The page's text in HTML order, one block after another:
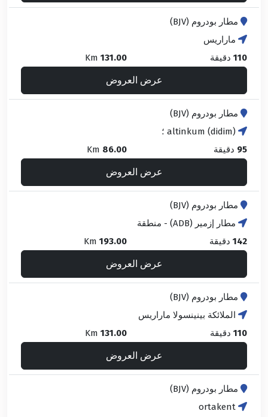
مطار بودروم (BJV)
ماراريس
110 دقيقة 131.00
عرض العروض
مطار بودروم (BJV)
altinkum (didim) ؛
95 دقيقة 86.00
عرض العروض
مطار بودروم (BJV)
مطار إزمير (ADB) - منطقة
142 دقيقة 193.00
عرض العروض
مطار بودروم (BJV)
الملائكة بينينسولا ماراريس
110 دقيقة 131.00
عرض العروض
مطار بودروم (BJV)
ortakent